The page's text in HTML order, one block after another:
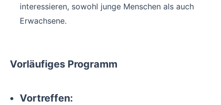
interessieren, sowohl junge Menschen als auch
Erwachsene.
Vorläufiges Programm
Vortreffen: